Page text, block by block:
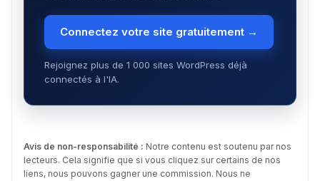
Connectez votre site gratuitement →
Rejoignez plus de 1 000 sites WordPress déjà
connectés à l'IA.
Avis de non-responsabilité : Notre contenu est soutenu par nos
lecteurs. Cela signifie que si vous cliquez sur certains de nos
liens, nous pouvons gagner une commission. Nous ne